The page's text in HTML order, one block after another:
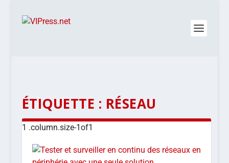
ÉTIQUETTE : RÉSEAU